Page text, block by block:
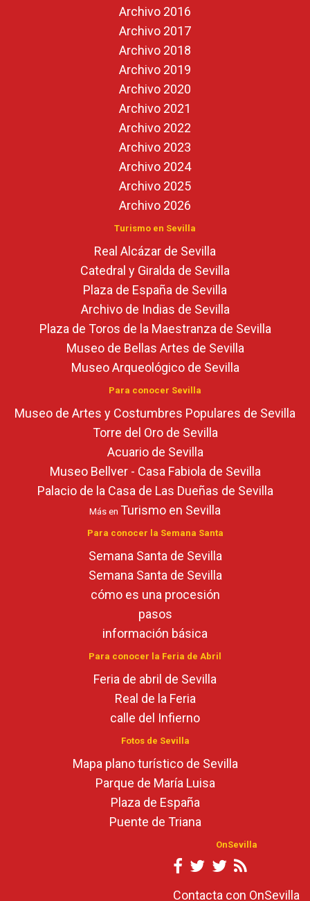
Archivo 2016
Archivo 2017
Archivo 2018
Archivo 2019
Archivo 2020
Archivo 2021
Archivo 2022
Archivo 2023
Archivo 2024
Archivo 2025
Archivo 2026
Turismo en Sevilla
Real Alcázar de Sevilla
Catedral y Giralda de Sevilla
Plaza de España de Sevilla
Archivo de Indias de Sevilla
Plaza de Toros de la Maestranza de Sevilla
Museo de Bellas Artes de Sevilla
Museo Arqueológico de Sevilla
Para conocer Sevilla
Museo de Artes y Costumbres Populares de Sevilla
Torre del Oro de Sevilla
Acuario de Sevilla
Museo Bellver - Casa Fabiola de Sevilla
Palacio de la Casa de Las Dueñas de Sevilla
Más en Turismo en Sevilla
Para conocer la Semana Santa
Semana Santa de Sevilla
Semana Santa de Sevilla
cómo es una procesión
pasos
información básica
Para conocer la Feria de Abril
Feria de abril de Sevilla
Real de la Feria
calle del Infierno
Fotos de Sevilla
Mapa plano turístico de Sevilla
Parque de María Luisa
Plaza de España
Puente de Triana
OnSevilla
Contacta con OnSevilla